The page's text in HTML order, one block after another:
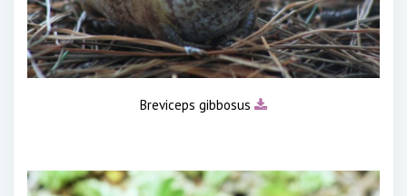
Breviceps gibbosus